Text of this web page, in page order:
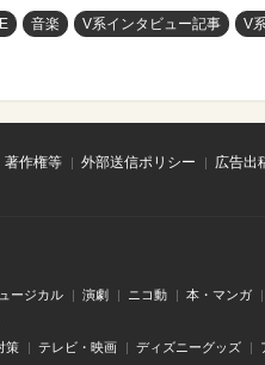
音楽 V系インタビュー記事 V
著作権等 外部送信ポリシー
広告出
ージカル 演劇 ニコ動 本・マンガ
策 テレビ・映画 ディズニーグッズ